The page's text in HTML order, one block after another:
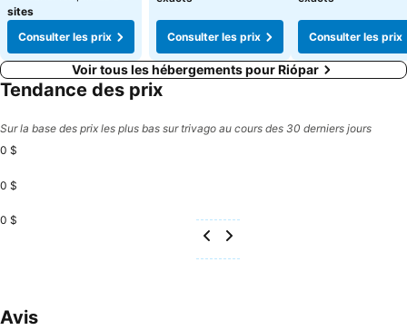
sites
Consulter les prix
Consulter les prix Consulter les prix
Voir tous les hébergements pour Riópar
Tendance des prix
Sur la base des prix les plus bas sur trivago au cours des 30 derniers jours
0 $
0 $
0 $
Avis